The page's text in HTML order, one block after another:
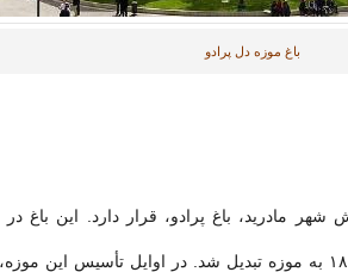
باغ موزه دل پرادو
میلادی ساخته شد و در دهه ۱۸۰۰ به موزه تبدیل شد. در اوایل تأسیس این